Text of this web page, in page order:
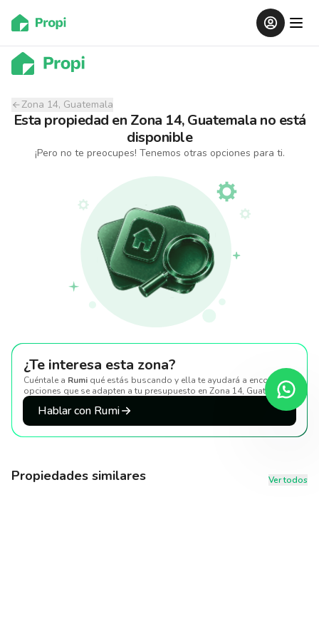
Zona 14, Guatemala
Esta propiedad en Zona 14, Guatemala no está
disponible
¡Pero no te preocupes! Tenemos otras opciones para ti.
¿Te interesa esta zona?
Cuéntale a Rumi qué estás buscando y ella te ayudará a encontrar
opciones que se adapten a tu presupuesto en Zona 14, Guatemala.
Hablar con Rumi
Propiedades similares Ver todos